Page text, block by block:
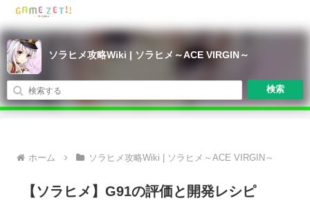
ソラヒメ攻略Wiki | ソラヒメ～ACE VIRGIN～
検索
ホーム ソラヒメ攻略Wiki | ソラヒメ～ACE VIRGIN～
【ソラヒメ】G91の評価と開発レシピ